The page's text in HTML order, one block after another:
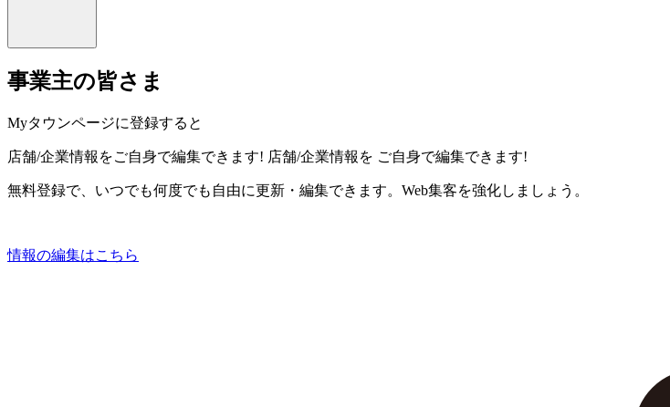
事業主の皆さま
Myタウンページに登録すると
店舗/企業情報をご自身で編集できます! 店舗/企業情報を ご自身で編集できます!
無料登録で、いつでも何度でも自由に更新・編集できます。Web集客を強化しましょう。
情報の編集はこちら